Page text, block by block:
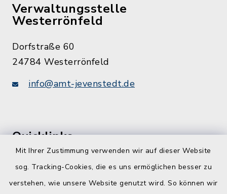
Mit Ihrer Zustimmung verwenden wir auf dieser Website
sog. Tracking-Cookies, die es uns ermöglichen besser zu
verstehen, wie unsere Website genutzt wird. So können wir
Verwaltungsstelle
Westerrönfeld
Dorfstraße 60
24784 Westerrönfeld
info@amt-jevenstedt.de
Quicklinks
Schule am Ochsenweg